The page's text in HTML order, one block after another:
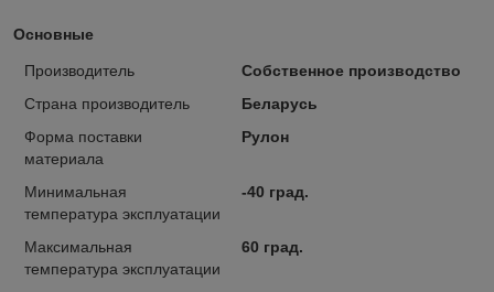
Основные
Производитель
Собственное производство
Страна производитель
Беларусь
Форма поставки
материала
Рулон
Минимальная
температура эксплуатации
-40 град.
Максимальная
температура эксплуатации
60 град.